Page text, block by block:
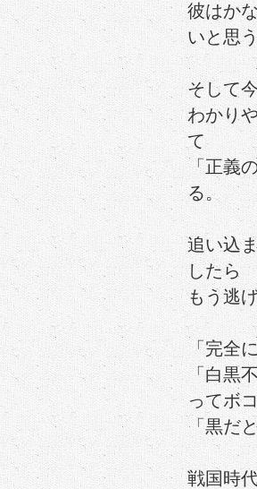
彼はか
いと思
そして
わかり
て
「正義
る。
追い込
したら
もう逃
「完全
「白黒
ってボ
「黒だ
戦国時